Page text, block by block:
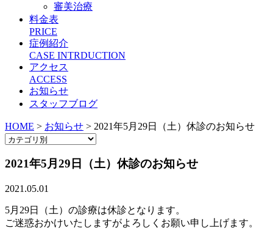
審美治療
料金表
PRICE
症例紹介
CASE INTRDUCTION
アクセス
ACCESS
お知らせ
スタッフブログ
HOME > お知らせ > 2021年5月29日（土）休診のお知らせ
2021年5月29日（土）休診のお知らせ
2021.05.01
5月29日（土）の診療は休診となります。
ご迷惑おかけいたしますがよろしくお願い申し上げます。